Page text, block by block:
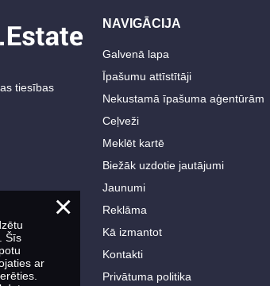
tiesības
NAVIGĀCIJA
Galvenā lapa
Īpašumu attīstītāji
Nekustamā īpašuma aģentūrām
Ceļveži
Meklēt kartē
Biežāk uzdotie jautājumi
Jaunumi
Reklāma
Kā izmantot
Kontakti
Privātuma politika
×
Šīs
ar